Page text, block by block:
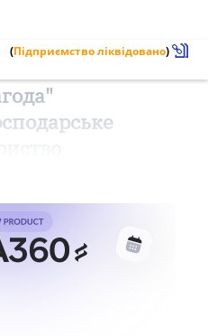
(Підприємство ліквідовано)